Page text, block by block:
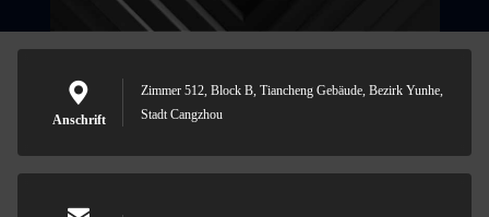
Anschrift
Zimmer 512, Block B, Tiancheng Gebäude, Bezirk Yunhe,
Stadt Cangzhou